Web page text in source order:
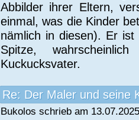
Abbilder ihrer Eltern,
einmal, was die Kinder
nämlich in diesen). Er
Spitze,
Kuckucksvater.
Re: Der Maler und seine
Bukolos schrieb am